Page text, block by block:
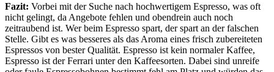
Fazit: Vorbei mit der Suche nach hochwertigem Espresso, was oft
nicht gelingt, da Angebote fehlen und obendrein auch noch
zeitraubend ist. Wer beim Espresso spart, der spart an der falschen
Stelle. Gibt es was besseres als das Aroma eines frisch zubereiteten
Espressos von bester Qualität. Espresso ist kein normaler Kaffee,
Espresso ist der Ferrari unter den Kaffeesorten. Dabei sind unreife